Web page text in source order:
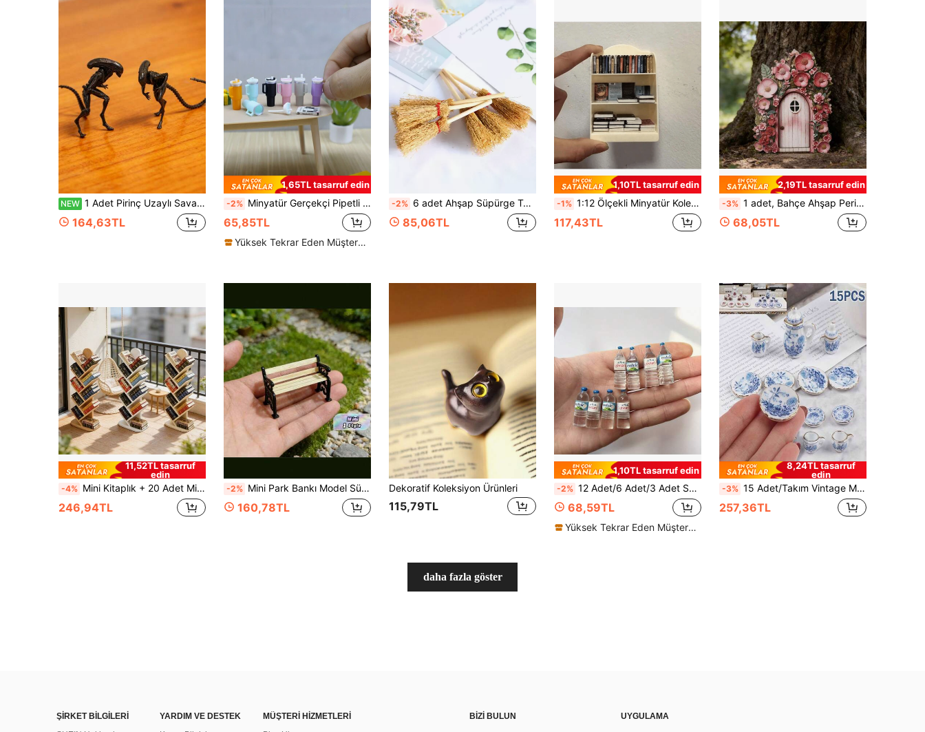
NEW 1 Adet Pirinç Uzaylı Savaşçı Heykeli - Alaşım Döküm El Sanatı Koleksiyon Figürü, Araba ve Masaüstü Dekoru, Ağır Hizmet Sanat Modeli | En Çok Satan, Statik Heykel, Alaşım El Sanatı, Araba Dekoru, Koleksiyonluk, Sanat Modeli
164,63TL
1,65TL tasarruf edin
-2% Minyatür Gerçekçi Pipetli Su Bardağı, Model Ev İçin Mini Yalıtımlı Bardak, DIY Minyatür Sahne Dekor Modeli, Açılabilir Kapaklı Bardak
65,85TL
Yüksek Tekrar Eden Müşteriler
-2% 6 adet Ahşap Süpürge Tasarım Dekorasyon El Sanatları
85,06TL
1,10TL tasarruf edin
-1% 1:12 Ölçekli Minyatür Koleksiyonluk Kitaplık (50/60/20 Adet Mini Mikro Kitap İçerir) - Çok Bölmeli Kompakt Plastik Sergi Rafı, Mini Romanlar İçin İdeal, İç/Dış Mekan Dekorasyonu, Beyaz, Açık Ahşap Renkli Koleksiyonluk Sergi Rafı | Plastik Yapı *Minyatür Sahne Dekorasyonu Mini Kitap Bebek Evi Kendin Yap Bebek Evi Mobilya Aksesuarları BJD Sahne Fotoğrafçılığı Aksesuarları Çizgi Romanlar
117,43TL
2,19TL tasarruf edin
-3% 1 adet, Bahçe Ahşap Peri Kapısı, Ağaç Süslemesi Peri Evi, Bahçe Yaratıcı Ahşap Tasarım El Sanatları Süsleri, Ev Mikro Peyzaj Dekorasyon Düzenlemesi İçin Uygundur
68,05TL
11,52TL tasarruf
edin
-4% Mini Kitaplık + 20 Adet Mini Kitap Seti, Zarif İşçilik ve Gerçekçi Tasarım, 1:6 veya 1:12 Model Ev Dekorasyonu İçin Uygun, Dekoratif Aksesuar, DIY Dekor, Sahne Fotoğrafçılığı Aksesuarı
246,94TL
-2% Mini Park Bankı Model Süs Eşyası, Minyatür Bahçe Aksesuarı, Minyatür Bahçe Sahnesi Dekor Modeli, Zarif El Sanatı, Küçük Ev Dekorasyonu, Kendin Yap Minyatür Ev Dekorasyon Sahnesi, Hobi Meraklıları ve Tutkunları İçin Koleksiyonluk Hediye, Doğum Günü, Mezuniyet Hediyesi
160,78TL
Dekoratif Koleksiyon Ürünleri
115,79TL
1,10TL tasarruf edin
-2% 12 Adet/6 Adet/3 Adet Su Şişesi Buzdolabı Mıknatısları, Eğlenceli Ev Aksesuarları, Komik Buzdolabı Mıknatısları, Not Tutucular, Hediye Alışverişi, Dekoratif Mıknatıslar, Fotoğraf Sergileme Mıknatısları, Noel Hediyeleri, Sevgililer Günü Hediyeleri, Anneler Günü Hediyeleri, Cadılar Bayramı Hediyeleri
68,59TL
Yüksek Tekrar Eden Müşteriler
8,24TL tasarruf
edin
-3% 15 Adet/Takım Vintage Minyatür Beyaz Porselen Çay Takımı Çaydanlık Bardak Tabak Sofra Takımı Ev Modeli Oda Eşyaları Mobilya Dekor Noel Temelleri
257,36TL
daha fazla göster
ŞİRKET BİLGİLERİ
YARDIM VE DESTEK
MÜŞTERİ HİZMETLERİ
BİZİ BULUN UYGULAMA